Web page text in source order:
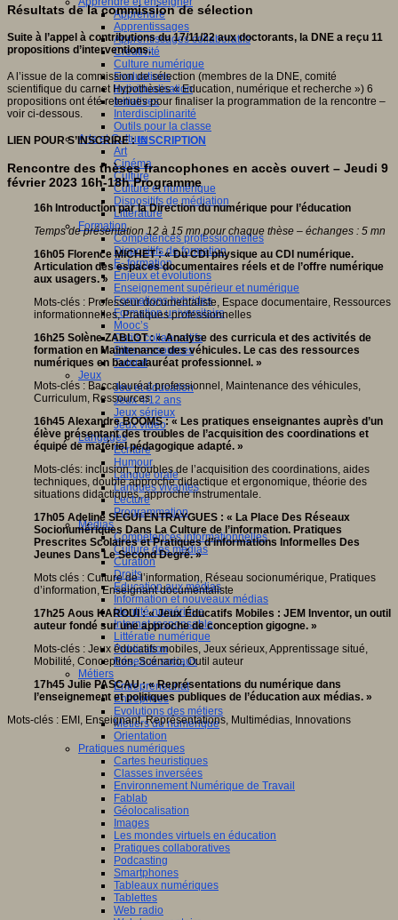
Apprendre
Apprentissages
Apprentissages collaboratifs
Créativité
Culture numérique
Evaluations
Individualisation
Initiatives
Interdisciplinarité
Outils pour la classe
Arts et Culture
Art
Cinéma
Culture
Culture et numérique
Dispositifs de médiation
Littérature
Formation
Compétences professionnelles
Dispositifs de formation
E- formation
Enjeux et évolutions
Enseignement supérieur et numérique
Formations hybrides
Formation universitaire
Mooc’s
Outils collaboratifs
Sites ressources
Tutorat
Jeux
Jeu et éducation
Jeux 4/12 ans
Jeux sérieux
Jeux vidéo
Langages
Ecriture
Humour
Langue orale
Langues vivantes
Lecture
Programmation
Médias
Compétences informationnelles
Culture des médias
Curation
Droits
Education aux médias
Information et nouveaux médias
Identité numérique
Internet responsable
Littératie numérique
Publication
Réseaux sociaux
Métiers
Entrepreneuriat
Entreprises
Evolutions des métiers
Métiers du numérique
Orientation
Pratiques numériques
Cartes heuristiques
Classes inversées
Environnement Numérique de Travail
Fablab
Géolocalisation
Images
Les mondes virtuels en éducation
Pratiques collaboratives
Podcasting
Smartphones
Tableaux numériques
Tablettes
Web radio
Résultats de la commission de sélection
Suite à l’appel à contributions du 17/11/22 aux doctorants, la DNE a reçu 11
propositions d’interventions.
A l’issue de la commission de sélection (membres de la DNE, comité
scientifique du carnet Hypothèses « Education, numérique et recherche ») 6
propositions ont été retenues pour finaliser la programmation de la rencontre –
voir ci-dessous.
LIEN POUR S’INSCRIRE :INSCRIPTION
Rencontre des thèses francophones en accès ouvert – Jeudi 9
février 2023 16h-18h Programme
16h Introduction par la Direction du numérique pour l’éducation
Temps de présentation 12 à 15 mn pour chaque thèse – échanges : 5 mn
16h05 Florence MICHET : « Du CDI physique au CDI numérique.
Articulation des espaces documentaires réels et de l’offre numérique
aux usagers. »
Mots-clés : Professeur documentaliste, Espace documentaire, Ressources
informationnelles, Pratiques professionnelles
16h25 Solène ZABLOT : « Analyse des curricula et des activités de
formation en Maintenance des véhicules. Le cas des ressources
numériques en baccalauréat professionnel. »
Mots-clés : Baccalauréat professionnel, Maintenance des véhicules,
Curriculum, Ressources
16h45 Alexandre BOOMS : « Les pratiques enseignantes auprès d’un
élève présentant des troubles de l’acquisition des coordinations et
équipé de matériel pédagogique adapté. »
Mots-clés: inclusion, troubles de l’acquisition des coordinations, aides
techniques, double approche didactique et ergonomique, théorie des
situations didactiques, approche instrumentale.
17h05 Adeline SEGUI ENTRAYGUES : « La Place Des Réseaux
Socionumériques Dans La Culture de l’information. Pratiques
Prescrites Scolaires et Pratiques d’informations Informelles Des
Jeunes Dans Le Second Degré. »
Mots clés : Culture de l’information, Réseau socionumérique, Pratiques
d’information, Enseignant documentaliste
17h25 Aous KAROUI : « Jeux Éducatifs Mobiles : JEM Inventor, un outil
auteur fondé sur une approche de conception gigogne. »
Mots-clés : Jeux éducatifs mobiles, Jeux sérieux, Apprentissage situé,
Mobilité, Conception, Scénario, Outil auteur
17h45 Julie PASCAU : « Représentations du numérique dans
l’enseignement et politiques publiques de l’éducation aux médias. »
Mots-clés : EMI, Enseignant, Représentations, Multimédias, Innovations